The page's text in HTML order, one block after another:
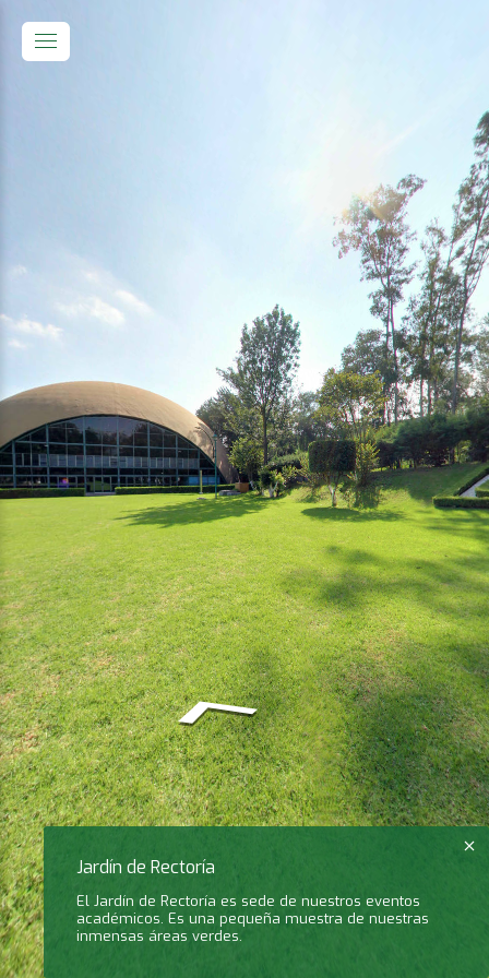
Jardín de Rectoría
El Jardín de Rectoría es sede de nuestros eventos
académicos. Es una pequeña muestra de nuestras
inmensas áreas verdes.